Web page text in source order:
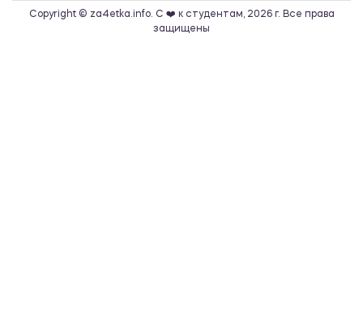
Copyright © za4etka.info. С ❤️ к студентам, 2026 г. Все права
защищены